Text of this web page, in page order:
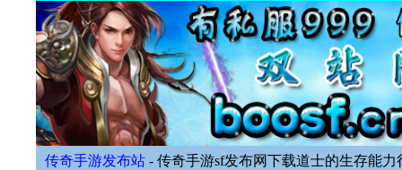
传奇手游发布站 - 传奇手游sf发布网下载道士的生存能